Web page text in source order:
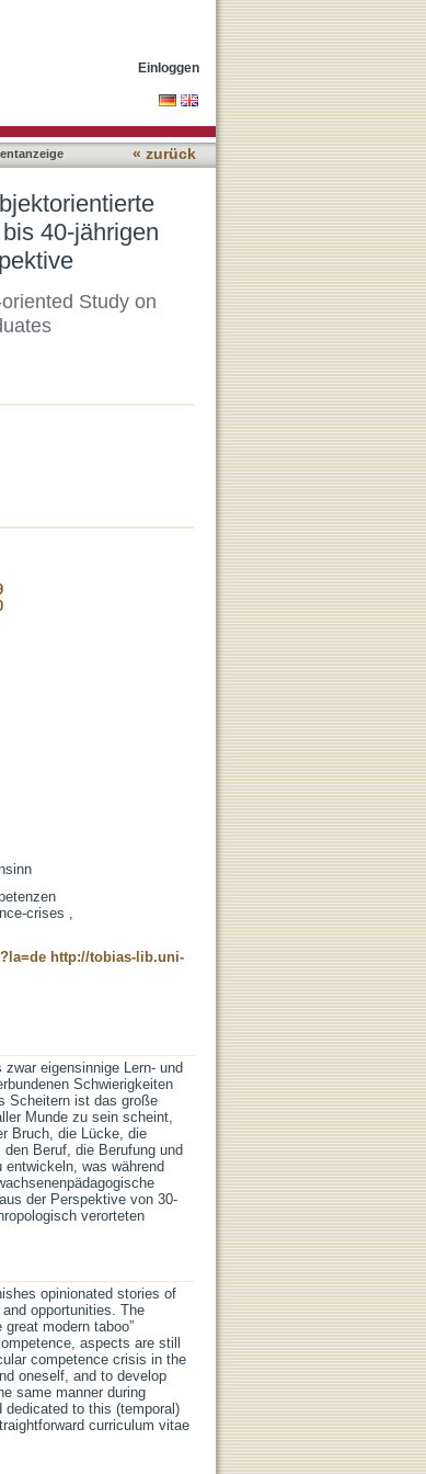
Einloggen
« zurück
40-jährigen
Study on
crises ,
http://tobias-lib.uni-
eigensinnige Lern- und
Schwierigkeiten
Scheitern ist das große
Munde zu sein scheint,
Bruch, die Lücke, die
Beruf, die Berufung und
was während
der Perspektive von 30-
verorteten
opinionated stories of
opportunities. The
modern taboo”
aspects are still
competence crisis in the
oneself, and to develop
same manner during
to this (temporal)
curriculum vitae